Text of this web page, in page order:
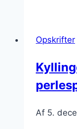
Opskrifter
Af 5.